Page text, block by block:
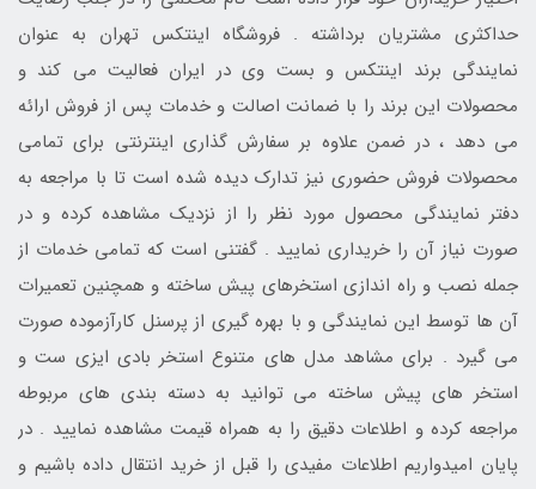
حداکثری مشتریان برداشته . فروشگاه اینتکس تهران به عنوان
نمایندگی برند اینتکس و بست وی در ایران فعالیت می کند و
محصولات این برند را با ضمانت اصالت و خدمات پس از فروش ارائه
می دهد ، در ضمن علاوه بر سفارش گذاری اینترنتی برای تمامی
محصولات فروش حضوری نیز تدارک دیده شده است تا با مراجعه به
دفتر نمایندگی محصول مورد نظر را از نزدیک مشاهده کرده و در
صورت نیاز آن را خریداری نمایید . گفتنی است که تمامی خدمات از
جمله نصب و راه اندازی استخرهای پیش ساخته و همچنین تعمیرات
آن ها توسط این نمایندگی و با بهره گیری از پرسنل کارآزموده صورت
می گیرد . برای مشاهد مدل های متنوع استخر بادی ایزی ست و
استخر های پیش ساخته می توانید به دسته بندی های مربوطه
مراجعه کرده و اطلاعات دقیق را به همراه قیمت مشاهده نمایید . در
پایان امیدواریم اطلاعات مفیدی را قبل از خرید انتقال داده باشیم و